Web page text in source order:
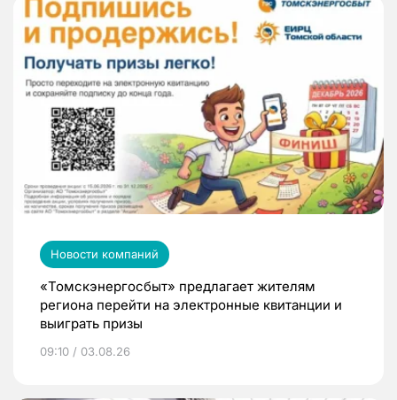
Новости компаний
«Томскэнергосбыт» предлагает жителям
региона перейти на электронные квитанции и
выиграть призы
09:10 / 03.08.26